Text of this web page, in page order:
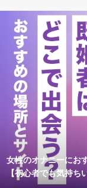
女性のオナニーにお
【初心者でも気持ち